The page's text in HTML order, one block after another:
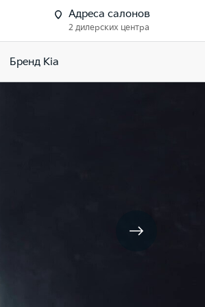
Адреса салонов
2 дилерских центра
Бренд Kia